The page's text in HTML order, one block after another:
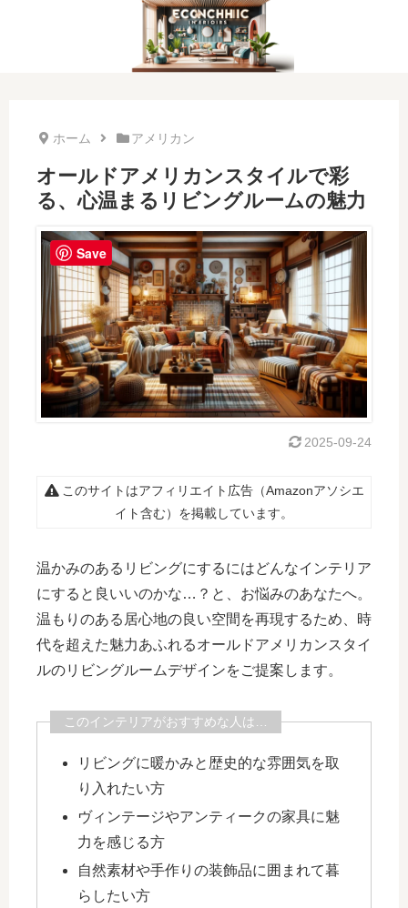
ホーム アメリカン
オールドアメリカンスタイルで彩
る、心温まるリビングルームの魅力
2025-09-24
このサイトはアフィリエイト広告（Amazonアソシエ
イト含む）を掲載しています。
温かみのあるリビングにするにはどんなインテリア
にすると良いいのかな…？と、お悩みのあなたへ。
温もりのある居心地の良い空間を再現するため、時
代を超えた魅力あふれるオールドアメリカンスタイ
ルのリビングルームデザインをご提案します。
このインテリアがおすすめな人は…
リビングに暖かみと歴史的な雰囲気を取
り入れたい方
ヴィンテージやアンティークの家具に魅
力を感じる方
自然素材や手作りの装飾品に囲まれて暮
らしたい方
Save